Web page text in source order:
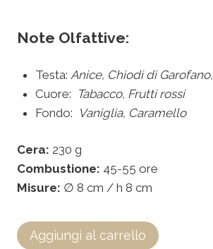
Note Olfattive:
Testa: Anice, Chiodi di Garofano,
Cuore: Tabacco, Frutti rossi
Fondo: Vaniglia, Caramello
Cera: 230 g
Combustione: 45-55 ore
Misure: ∅ 8 cm / h 8 cm
Aggiungi al carrello